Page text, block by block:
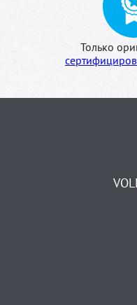
Только